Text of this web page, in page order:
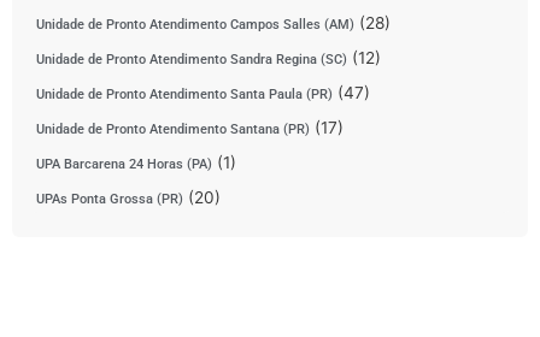
Unidade de Pronto Atendimento Campos Salles (AM) (28)
Unidade de Pronto Atendimento Sandra Regina (SC) (12)
Unidade de Pronto Atendimento Santa Paula (PR) (47)
Unidade de Pronto Atendimento Santana (PR) (17)
UPA Barcarena 24 Horas (PA) (1)
UPAs Ponta Grossa (PR) (20)